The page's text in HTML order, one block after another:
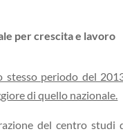
per crescita e lavoro
periodo del
di quello nazionale.
del centro